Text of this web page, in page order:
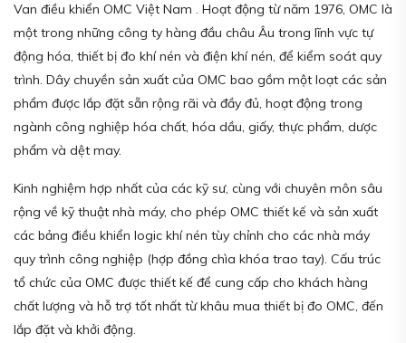
Van điều khiển OMC Việt Nam . Hoạt động từ năm 1976, OMC là
một trong những công ty hàng đầu châu Âu trong lĩnh vực tự
động hóa, thiết bị đo khí nén và điện khí nén, để kiểm soát quy
trình. Dây chuyền sản xuất của OMC bao gồm một loạt các sản
phẩm được lắp đặt sẵn rộng rãi và đầy đủ, hoạt động trong
ngành công nghiệp hóa chất, hóa dầu, giấy, thực phẩm, dược
phẩm và dệt may.
Kinh nghiệm hợp nhất của các kỹ sư, cùng với chuyên môn sâu
rộng về kỹ thuật nhà máy, cho phép OMC thiết kế và sản xuất
các bảng điều khiển logic khí nén tùy chỉnh cho các nhà máy
quy trình công nghiệp (hợp đồng chìa khóa trao tay). Cấu trúc
tổ chức của OMC được thiết kế để cung cấp cho khách hàng
chất lượng và hỗ trợ tốt nhất từ khâu mua thiết bị đo OMC, đến
lắp đặt và khởi động.